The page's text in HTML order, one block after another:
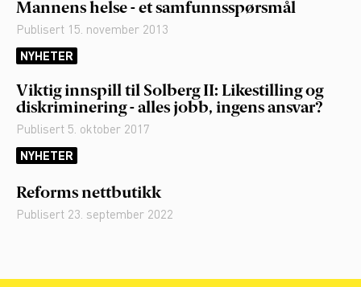
Mannens helse - et samfunnsspørsmål
Publisert 15. november 2013
NYHETER
Viktig innspill til Solberg II: Likestilling og
diskriminering - alles jobb, ingens ansvar?
Publisert 5. oktober 2017
NYHETER
Reforms nettbutikk
Publisert 23. september 2022